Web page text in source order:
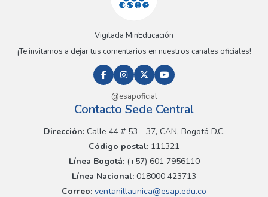
Vigilada MinEducación
¡Te invitamos a dejar tus comentarios en nuestros canales oficiales!
@esapoficial
Contacto Sede Central
Dirección:Calle 44 # 53 - 37, CAN, Bogotá D.C.
Código postal: 111321
Línea Bogotá:(+57) 601 7956110
Línea Nacional: 018000 423713
Correo: ventanillaunica@esap.edu.co